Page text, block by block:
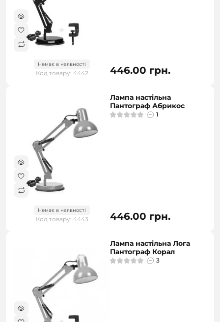
Немає в наявності
Код товару: 4442 446.00 грн.
Немає в наявності
Код товару: 4443
Лампа настільна
Пантограф Абрикос
1
446.00 грн.
Лампа настільна Лога
Пантограф Корал
3